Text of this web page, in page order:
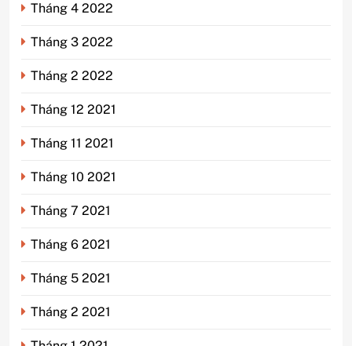
Tháng 4 2022
Tháng 3 2022
Tháng 2 2022
Tháng 12 2021
Tháng 11 2021
Tháng 10 2021
Tháng 7 2021
Tháng 6 2021
Tháng 5 2021
Tháng 2 2021